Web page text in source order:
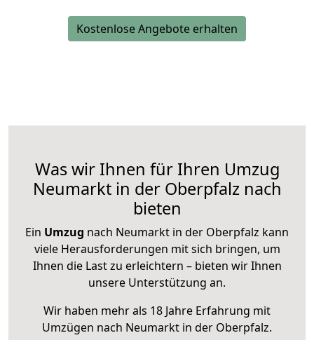
Kostenlose Angebote erhalten
Was wir Ihnen für Ihren Umzug
Neumarkt in der Oberpfalz nach
bieten
Ein Umzug nach Neumarkt in der Oberpfalz kann
viele Herausforderungen mit sich bringen, um
Ihnen die Last zu erleichtern – bieten wir Ihnen
unsere Unterstützung an.
Wir haben mehr als 18 Jahre Erfahrung mit
Umzügen nach Neumarkt in der Oberpfalz.